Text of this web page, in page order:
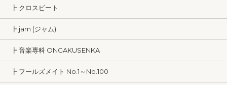
┣ クロスビート
┣ jam (ジャム)
┣ 音楽専科 ONGAKUSENKA
┣ フールズメイト No.1～No.100